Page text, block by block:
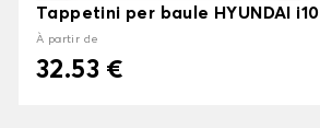
Tappetini per baule HYUNDAI i10
À partir de
32.53 €